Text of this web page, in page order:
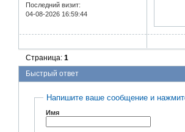
Последний визит:
04-08-2026 16:59:44
Страница:1
Быстрый ответ
Напишите ваше сообщение и
Имя